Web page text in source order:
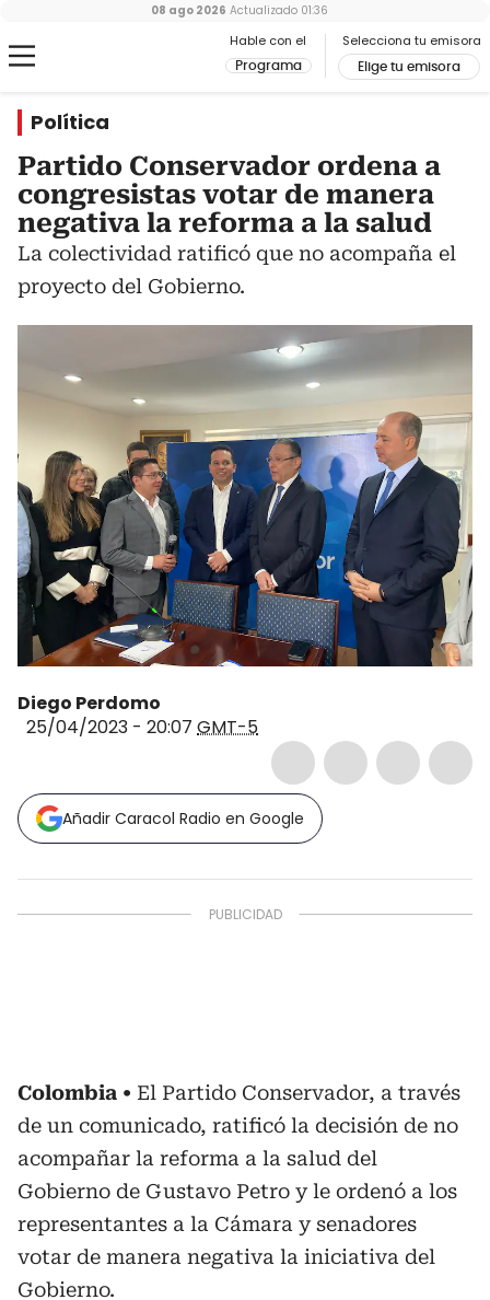
Hable con el
Programa
Selecciona tu emisora
Elige tu emisora
08 ago 2026 Actualizado 01:36
Política
Partido Conservador ordena a
congresistas votar de manera
negativa la reforma a la salud
La colectividad ratificó que no acompaña el
proyecto del Gobierno.
Diego Perdomo
25/04/2023 - 20:07 GMT-5
Añadir Caracol Radio en Google
Colombia
El Partido Conservador, a través
de un comunicado, ratificó la decisión de no
acompañar la reforma a la salud del
Gobierno de Gustavo Petro y le ordenó a los
representantes a la Cámara y senadores
votar de manera negativa la iniciativa del
Gobierno.